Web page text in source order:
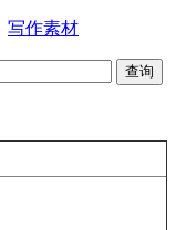
写作素材